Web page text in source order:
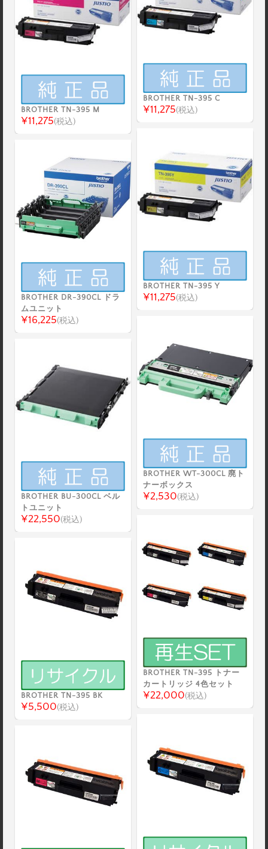
BROTHER TN-395 C
¥11,275(税込)
BROTHER TN-395 M
¥11,275(税込)
BROTHER TN-395 Y
¥11,275(税込)
BROTHER DR-390CL ドラ
ムユニット
¥16,225(税込)
BROTHER WT-300CL 廃ト
ナーボックス
¥2,530(税込)
BROTHER BU-300CL ベル
トユニット
¥22,550(税込)
BROTHER TN-395 トナー
カートリッジ 4色セット
¥22,000(税込)
BROTHER TN-395 BK
¥5,500(税込)